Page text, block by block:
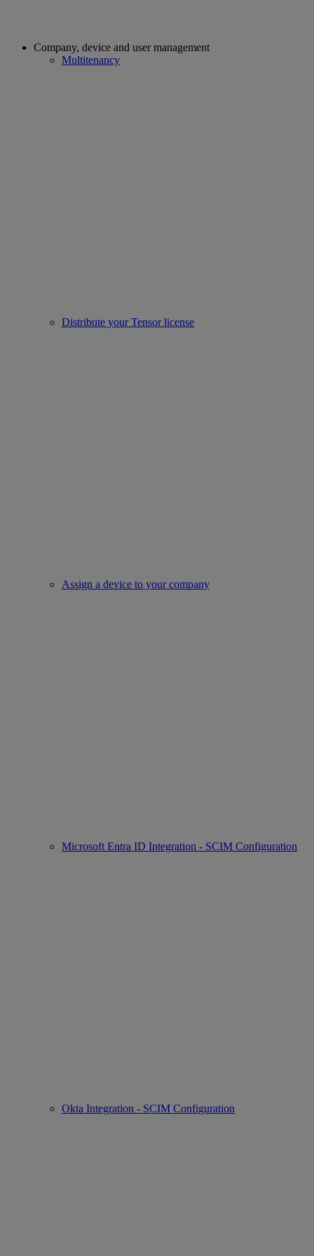
Company, device and user management
Multitenancy
Distribute your Tensor license
Assign a device to your company
Microsoft Entra ID Integration - SCIM Configuration
Okta Integration - SCIM Configuration